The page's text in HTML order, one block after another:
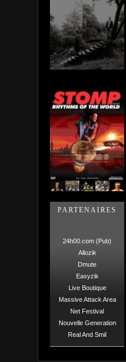
PARTENAIRES
24h00.com (Pub)
Allozik
Dmute
Easyzik
Live Boutique
Massive Attack Area
Net Festival
Nouvelle Generation
Real And Smil